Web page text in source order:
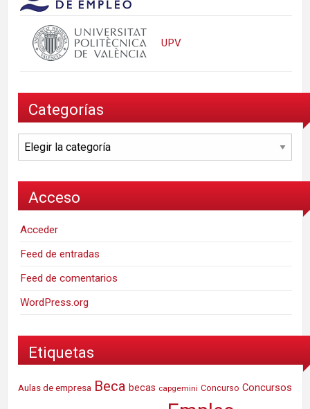
UPV
Categorías
Categorías
Acceso
Acceder
Feed de entradas
Feed de comentarios
WordPress.org
Etiquetas
Aulas de empresa Beca becas capgemini Concurso Concursos